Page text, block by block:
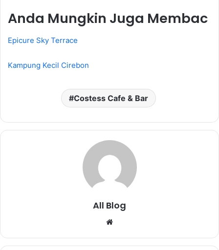
Anda Mungkin Juga Membac
Epicure Sky Terrace
Kampung Kecil Cirebon
Costess Cafe & Bar
All Blog
Website